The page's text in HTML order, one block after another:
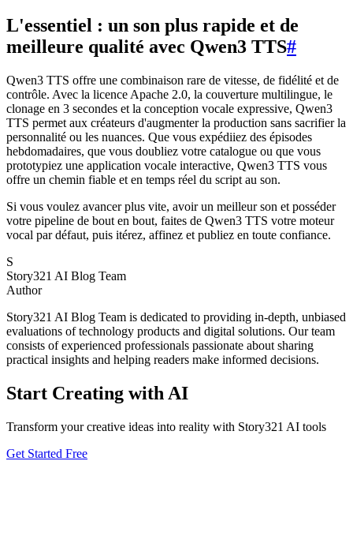
L'essentiel : un son plus rapide et de
meilleure qualité avec Qwen3 TTS#
Qwen3 TTS offre une combinaison rare de vitesse, de fidélité et de
contrôle. Avec la licence Apache 2.0, la couverture multilingue, le
clonage en 3 secondes et la conception vocale expressive, Qwen3
TTS permet aux créateurs d'augmenter la production sans sacrifier la
personnalité ou les nuances. Que vous expédiiez des épisodes
hebdomadaires, que vous doubliez votre catalogue ou que vous
prototypiez une application vocale interactive, Qwen3 TTS vous
offre un chemin fiable et en temps réel du script au son.
Si vous voulez avancer plus vite, avoir un meilleur son et posséder
votre pipeline de bout en bout, faites de Qwen3 TTS votre moteur
vocal par défaut, puis itérez, affinez et publiez en toute confiance.
S
Story321 AI Blog Team
Author
Story321 AI Blog Team is dedicated to providing in-depth, unbiased
evaluations of technology products and digital solutions. Our team
consists of experienced professionals passionate about sharing
practical insights and helping readers make informed decisions.
Start Creating with AI
Transform your creative ideas into reality with Story321 AI tools
Get Started Free